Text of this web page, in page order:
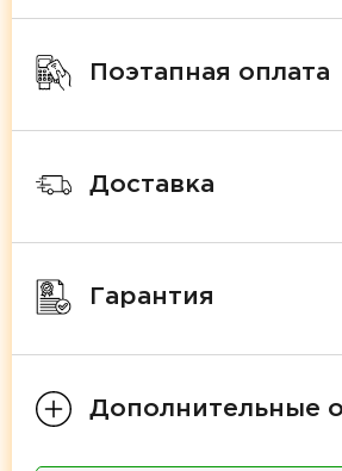
Поэтапная оплата
Доставка
Гарантия
Дополнительные